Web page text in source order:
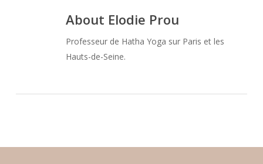
About Elodie Prou
Professeur de Hatha Yoga sur Paris et les
Hauts-de-Seine.